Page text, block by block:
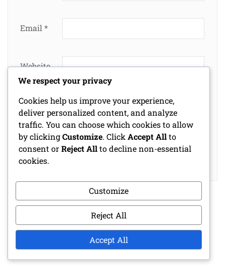
Email *
Website
Save my name, email, and website in this
browser for the next time I comment.
ENLACES
We respect your privacy
Cookies help us improve your experience,
deliver personalized content, and analyze
traffic. You can choose which cookies to allow
by clickingCustomize. Click Accept Allto
consent orReject Allto decline non-essential
cookies.
Customize
Reject All
Accept All